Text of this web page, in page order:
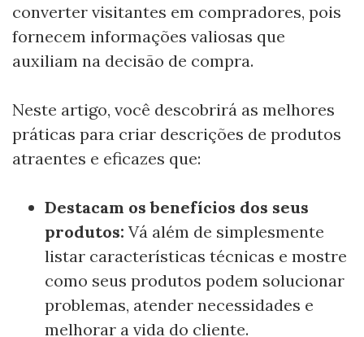
converter visitantes em compradores, pois
fornecem informações valiosas que
auxiliam na decisão de compra.
Neste artigo, você descobrirá as melhores
práticas para criar descrições de produtos
atraentes e eficazes que:
Destacam os benefícios dos seus
produtos: Vá além de simplesmente
listar características técnicas e mostre
como seus produtos podem solucionar
problemas, atender necessidades e
melhorar a vida do cliente.